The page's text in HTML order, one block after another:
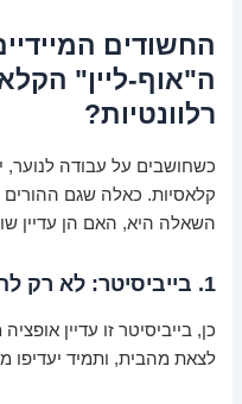
החשודים
ה"אוף-ליין"
רלוונטיות?
כשחושבים על עבודה לנוער,
קלאסיות. כאלה שגם ההורים
השאלה היא, האם הן עדיין
1. בייביסיטר: לא רק להחליף חיתולים
כן, בייביסיטר זו עדיין
לצאת מהבית, ותמיד יעדיפו